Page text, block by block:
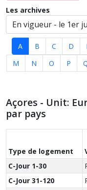
Les archives
A B C D
M
N O P
Açores - Unit:
par pays
Type de logement
C-Jour 1-30
C-Jour 31-120